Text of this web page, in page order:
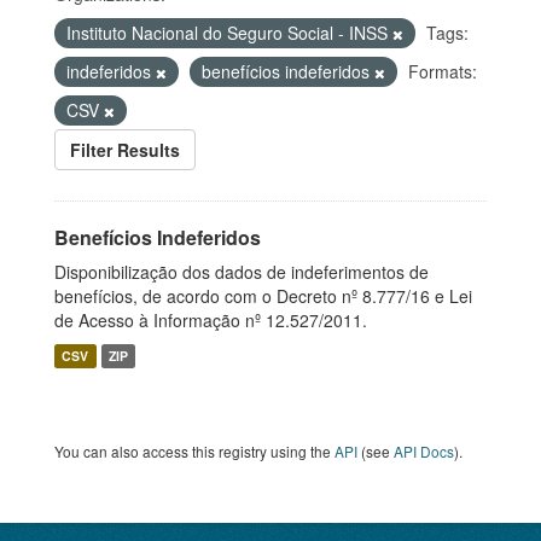
Instituto Nacional do Seguro Social - INSS
Tags:
indeferidos
benefícios indeferidos
Formats:
CSV
Filter Results
Benefícios Indeferidos
Disponibilização dos dados de indeferimentos de
benefícios, de acordo com o Decreto nº 8.777/16 e Lei
de Acesso à Informação nº 12.527/2011.
CSV ZIP
You can also access this registry using the API (see API Docs).